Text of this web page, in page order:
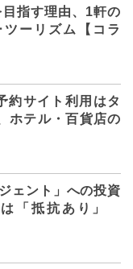
指す理由、1軒の
ーリズム【コラ
約サイト利用はタ
ホテル・百貨店の
ェント」への投資
は「抵抗あり」